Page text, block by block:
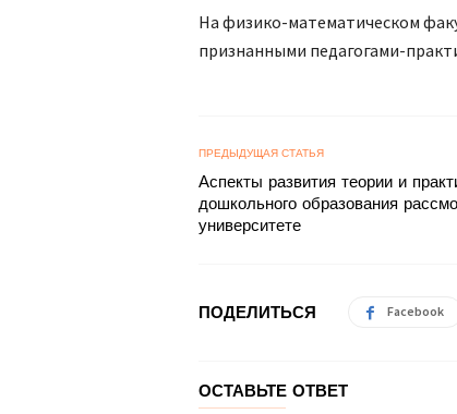
На физико-математическом
признанными педагогами-
ПРЕДЫДУЩАЯ СТАТЬЯ
Аспекты развития теории и
дошкольного образования
университете
ПОДЕЛИТЬСЯ Facebook
ОСТАВЬТЕ ОТВЕТ